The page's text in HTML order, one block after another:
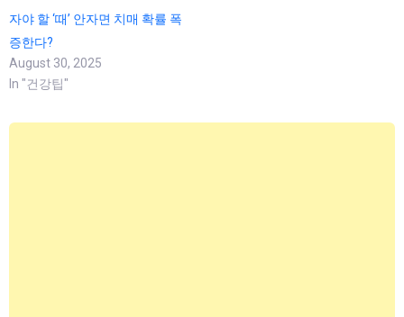
자야 할 ‘때’ 안자면 치매 확률 폭
증한다?
August 30, 2025
In "건강팁"